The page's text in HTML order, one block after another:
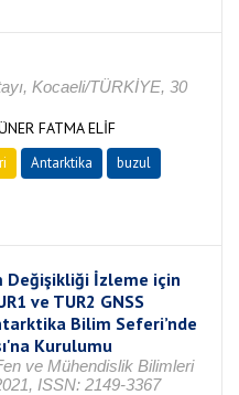
Kocaeli/TÜRKİYE, 30
FATMA ELİF
Antarktika
buzul
İzleme için
ve TUR2 GNSS
Bilim Seferi’nde
Kurulumu
ve Mühendislik Bilimleri
ISSN: 2149-3367